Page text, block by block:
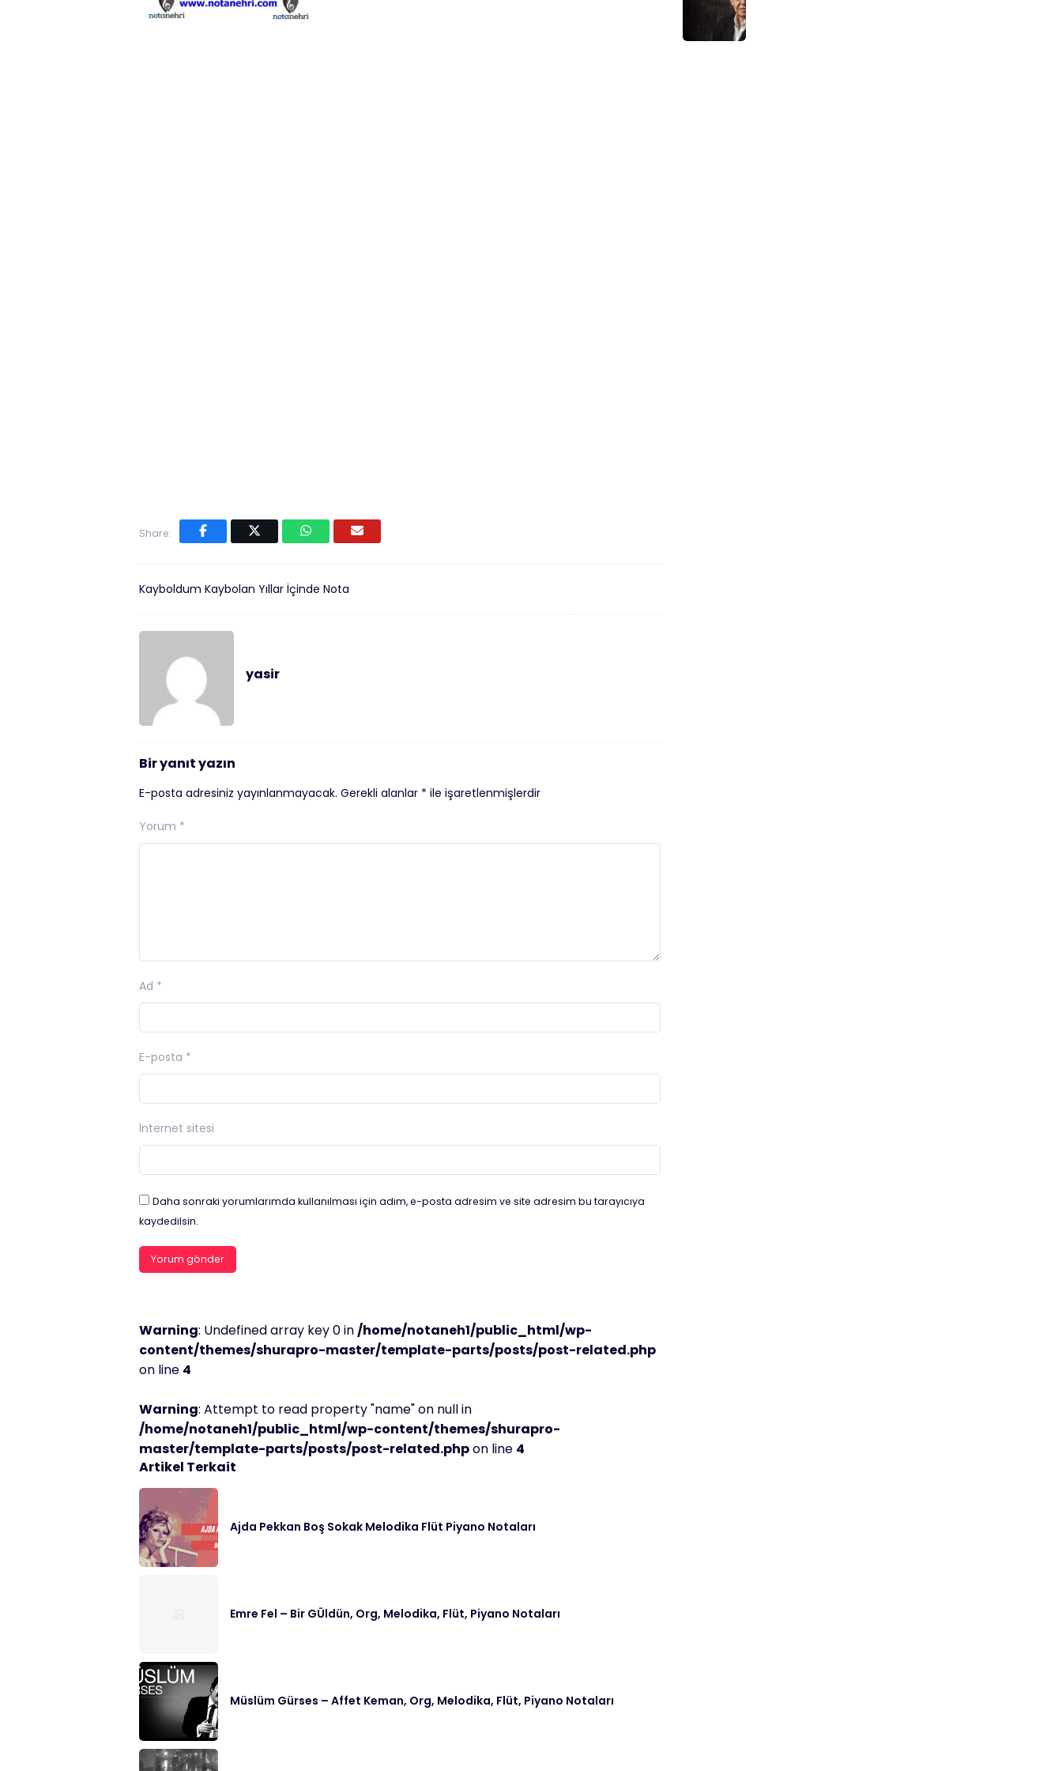
Share:
Kayboldum Kaybolan Yıllar İçinde Nota
yasir
Bir yanıt yazın
E-posta adresiniz yayınlanmayacak. Gerekli alanlar * ile işaretlenmişlerdir
Yorum *
Ad *
E-posta *
İnternet sitesi
Daha sonraki yorumlarımda kullanılması için adım, e-posta adresim ve site adresim bu tarayıcıya
kaydedilsin.
Warning: Undefined array key 0 in/home/notaneh1/public_html/wp-
content/themes/shurapro-master/template-parts/posts/post-related.php
on line 4
Warning: Attempt to read property "name" on null in
/home/notaneh1/public_html/wp-content/themes/shurapro-
master/template-parts/posts/post-related.phpon line 4
Artikel Terkait
Ajda Pekkan Boş Sokak Melodika Flüt Piyano Notaları
Emre Fel – Bir GÜldün, Org, Melodika, Flüt, Piyano Notaları
Müslüm Gürses – Affet Keman, Org, Melodika, Flüt, Piyano Notaları